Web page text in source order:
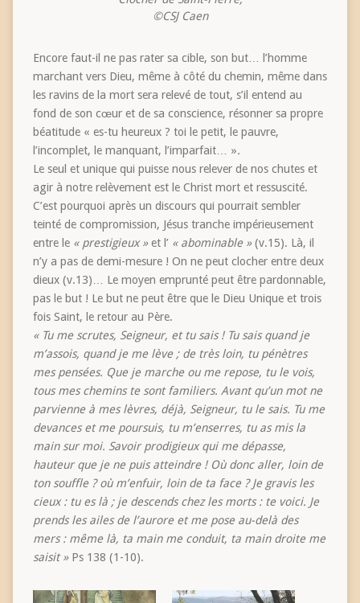
©CSJ Caen
Encore faut-il ne pas rater sa cible, son but… l’homme
marchant vers Dieu, même à côté du chemin, même dans
les ravins de la mort sera relevé de tout, s’il entend au
fond de son cœur et de sa conscience, résonner sa propre
béatitude « es-tu heureux ? toi le petit, le pauvre,
l’incomplet, le manquant, l’imparfait… ».
Le seul et unique qui puisse nous relever de nos chutes et
agir à notre relèvement est le Christ mort et ressuscité.
C’est pourquoi après un discours qui pourrait sembler
teinté de compromission, Jésus tranche impérieusement
entre le « prestigieux »et l’ « abominable »(v.15). Là, il
n’y a pas de demi-mesure ! On ne peut clocher entre deux
dieux (v.13)… Le moyen emprunté peut être pardonnable,
pas le but ! Le but ne peut être que le Dieu Unique et trois
fois Saint, le retour au Père.
« Tu me scrutes, Seigneur, et tu sais ! Tu sais quand je
m’assois, quand je me lève ; de très loin, tu pénètres
mes pensées. Que je marche ou me repose, tu le vois,
tous mes chemins te sont familiers. Avant qu’un mot ne
parvienne à mes lèvres, déjà, Seigneur, tu le sais. Tu me
devances et me poursuis, tu m’enserres, tu as mis la
main sur moi. Savoir prodigieux qui me dépasse,
hauteur que je ne puis atteindre ! Où donc aller, loin de
ton souffle ? où m’enfuir, loin de ta face ? Je gravis les
cieux : tu es là ; je descends chez les morts : te voici. Je
prends les ailes de l’aurore et me pose au-delà des
mers : même là, ta main me conduit, ta main droite me
saisit » Ps 138 (1-10).